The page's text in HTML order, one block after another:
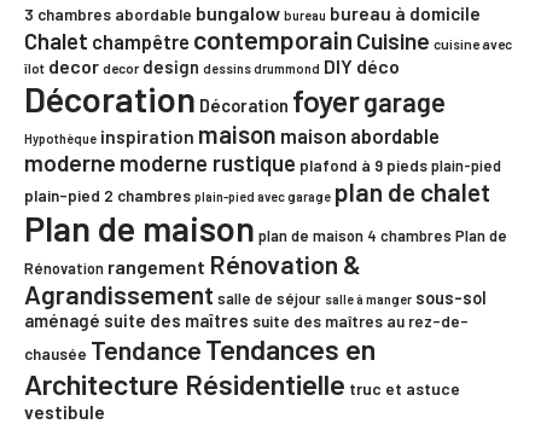
3 chambres abordable bungalow bureau bureau à domicile
Chalet champêtre contemporain Cuisine cuisine avec
îlot decor decor design dessins drummond DIY déco
Décoration Décoration foyergarage
Hypothèque inspiration maison maison abordable
moderne moderne rustique plafond à 9 piedsplain-pied
plain-pied 2 chambres plain-pied avec garage plan de chalet
Plan de maison plan de maison 4 chambres Plan de
Rénovation rangement Rénovation &
Agrandissement salle de séjour salle à manger sous-sol
aménagé suite des maîtres suite des maîtres au rez-de-
chausée Tendance Tendances en
Architecture Résidentielle truc et astuce
vestibule